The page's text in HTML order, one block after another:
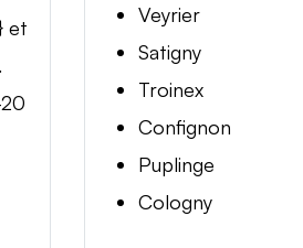
et
Veyrier
Satigny
Troinex
Confignon
Puplinge
Cologny